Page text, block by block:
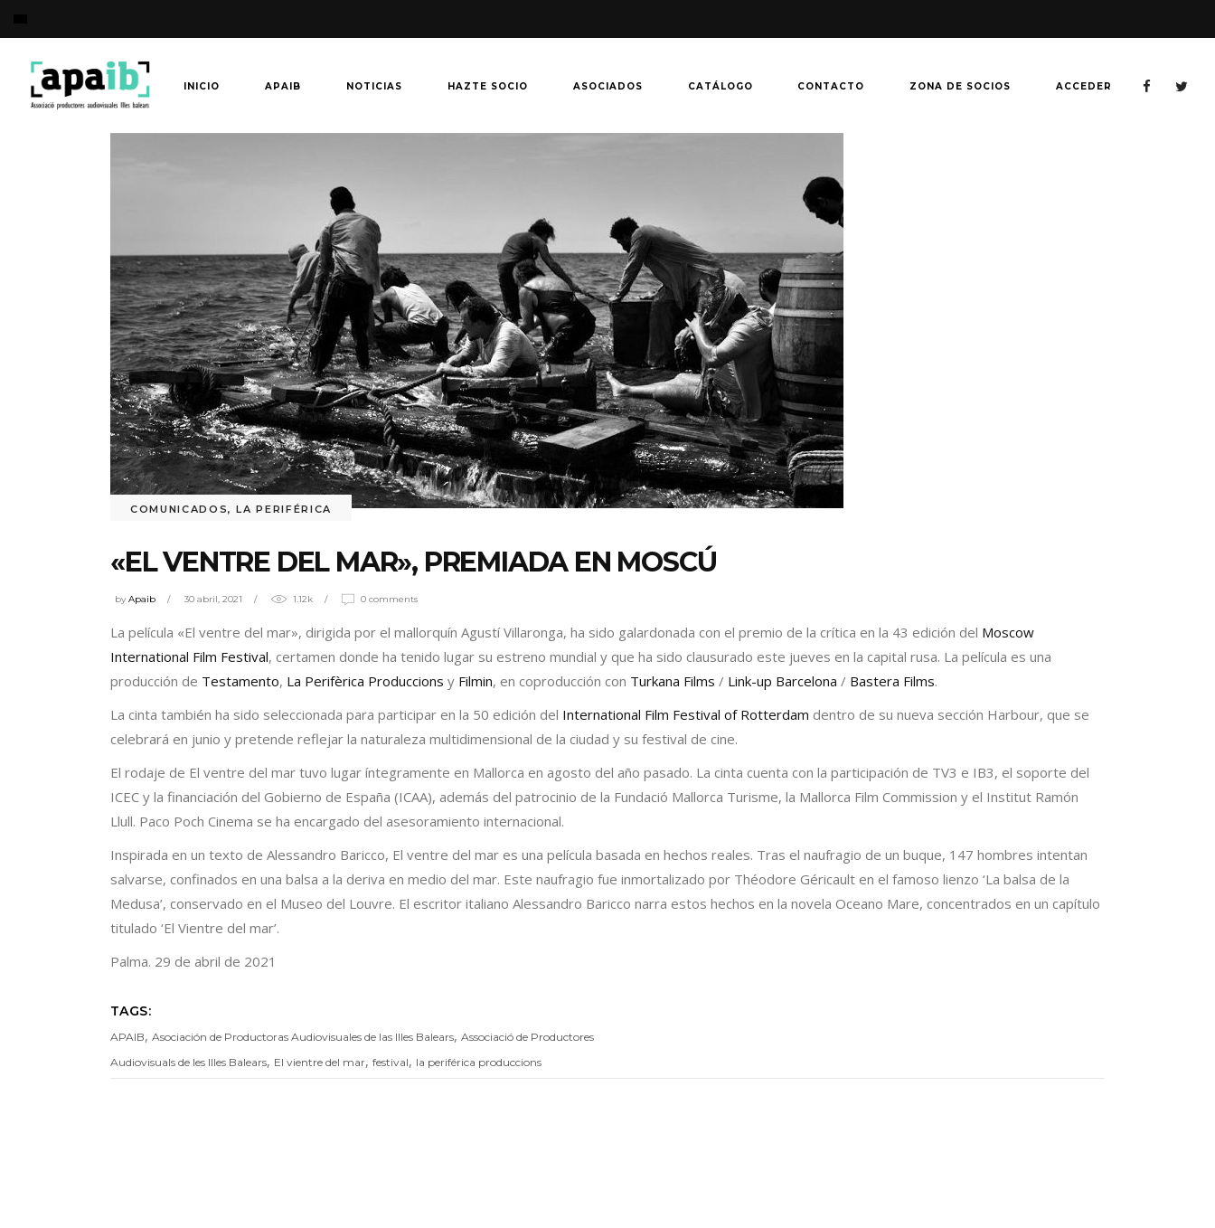
INICIO APAIB NOTICIAS HAZTE SOCIO ASOCIADOS CATÁLOGO CONTACTO ZONA DE SOCIOS ACCEDER
COMUNICADOS,LA PERIFÉRICA
«EL VENTRE DEL MAR», PREMIADA EN MOSCÚ
byApaib 30 abril, 2021 1.12k 0 comments
La película «El ventre del mar», dirigida por el mallorquín Agustí Villaronga, ha sido galardonada con el premio de la crítica en la 43 edición del Moscow
International Film Festival, certamen donde ha tenido lugar su estreno mundial y que ha sido clausurado este jueves en la capital rusa. La película es una
producción de Testamento, La Perifèrica Produccions y Filmin, en coproducción con Turkana Films / Link-up Barcelona / Bastera Films.
La cinta también ha sido seleccionada para participar en la 50 edición del International Film Festival of Rotterdam dentro de su nueva sección Harbour, que se
celebrará en junio y pretende reflejar la naturaleza multidimensional de la ciudad y su festival de cine.
El rodaje de El ventre del mar tuvo lugar íntegramente en Mallorca en agosto del año pasado. La cinta cuenta con la participación de TV3 e IB3, el soporte del
ICEC y la financiación del Gobierno de España (ICAA), además del patrocinio de la Fundació Mallorca Turisme, la Mallorca Film Commission y el Institut Ramón
Llull. Paco Poch Cinema se ha encargado del asesoramiento internacional.
Inspirada en un texto de Alessandro Baricco, El ventre del mar es una película basada en hechos reales. Tras el naufragio de un buque, 147 hombres intentan
salvarse, confinados en una balsa a la deriva en medio del mar. Este naufragio fue inmortalizado por Théodore Géricault en el famoso lienzo ‘La balsa de la
Medusa’, conservado en el Museo del Louvre. El escritor italiano Alessandro Baricco narra estos hechos en la novela Oceano Mare, concentrados en un capítulo
titulado ‘El Vientre del mar’.
Palma. 29 de abril de 2021
TAGS:
APAIB, Asociación de Productoras Audiovisuales de las Illes Balears, Associació de Productores
Audiovisuals de les Illes Balears, El vientre del mar, festival, la periférica produccions